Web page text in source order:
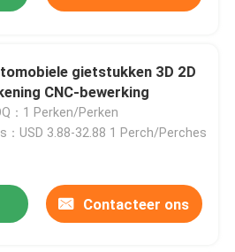
gietstukken 3D 2D
CNC-bewerking
：1 Perken/Perken
：USD 3.88-32.88 1 Perch/Perches
Contacteer ons